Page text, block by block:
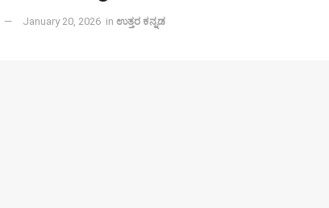
January 20, 2026 in ಉತ್ತರ ಕನ್ನಡ